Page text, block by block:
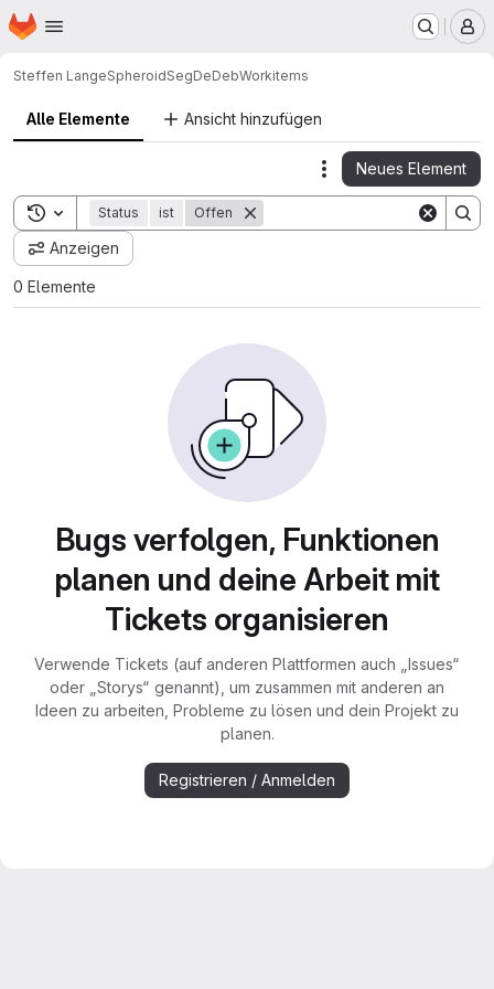
Zum Hauptinhalt springen
Startseite
Steffen LangeSpheroidSegDeDebWorkitems
Alle Elemente Ansicht hinzufügen
Actions
Neues Element
Toggle search history
Status ist Offen
Anzeigen
0 Elemente
Bugs verfolgen, Funktionen
planen und deine Arbeit mit
Tickets organisieren
Verwende Tickets (auf anderen Plattformen auch „Issues“
oder „Storys“ genannt), um zusammen mit anderen an
Ideen zu arbeiten, Probleme zu lösen und dein Projekt zu
planen.
Registrieren / Anmelden